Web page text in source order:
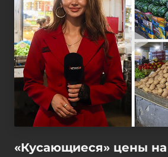
«Кусающиеся» цены